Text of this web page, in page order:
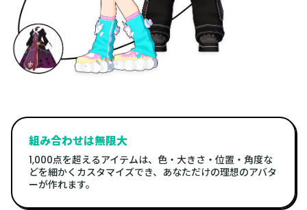
組み合わせは無限大
1,000点を超えるアイテムは、色・大きさ・位置・角度な
どを細かくカスタマイズでき、あなただけの理想のアバタ
ーが作れます。